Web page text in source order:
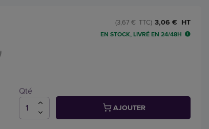
3,06 € HT
(3,67 € TTC)
EN STOCK, LIVRÉ EN 24/48H
Qté
AJOUTER